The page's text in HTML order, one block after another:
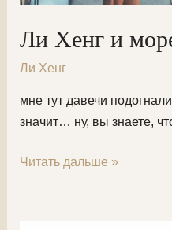
Ли Хенг и
Ли Хенг
мне тут давечи
значит… ну, вы знаете,
Ли
и
Читать дальше »